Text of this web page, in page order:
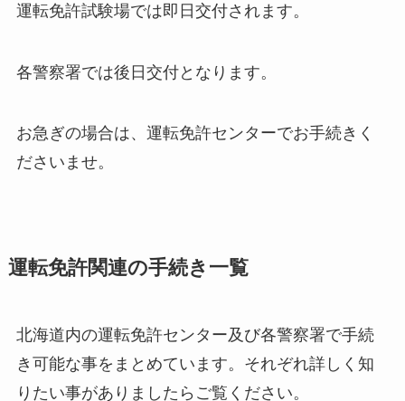
運転免許試験場では即日交付されます。
各警察署では後日交付となります。
お急ぎの場合は、運転免許センターでお手続きく
ださいませ。
運転免許関連の手続き一覧
北海道内の運転免許センター及び各警察署で手続
き可能な事をまとめています。それぞれ詳しく知
りたい事がありましたらご覧ください。